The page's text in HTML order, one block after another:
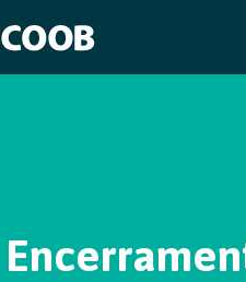
principal